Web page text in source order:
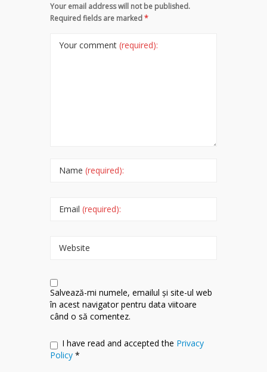
Your email address will not be published.
Required fields are marked*
Your comment (required):
Name (required):
Email (required):
Website
Salvează-mi numele, emailul și site-ul web
în acest navigator pentru data viitoare
când o să comentez.
I have read and accepted the Privacy
Policy *